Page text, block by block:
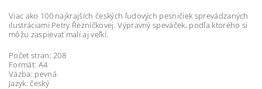
Viac ako 100 najkrajších českých ľudových pesničiek sprevádzaných
ilustráciami Petry Řezníčkovej. Výpravný speváček, podľa ktorého si
môžu zaspievať malí aj veľkí.
Počet stran: 208
Formát: A4
Väzba: pevná
Jazyk: český